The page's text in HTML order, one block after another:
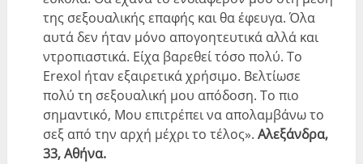
της σεξουαλικής επαφής και θα έφευγα. Όλα
αυτά δεν ήταν μόνο απογοητευτικά αλλά και
ντροπιαστικά. Είχα βαρεθεί τόσο πολύ. Το
Erexol ήταν εξαιρετικά χρήσιμο. Βελτίωσε
πολύ τη σεξουαλική μου απόδοση. Το πιο
σημαντικό, Μου επιτρέπει να απολαμβάνω το
σεξ από την αρχή μέχρι το τέλος».Αλεξάνδρα,
33, Αθήνα.